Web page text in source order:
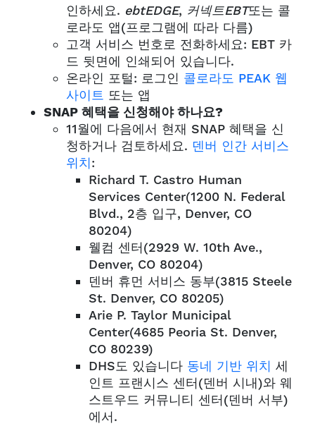
인하세요. ebtEDGE, 커넥트EBT또는 콜
로라도 앱(프로그램에 따라 다름)
고객 서비스 번호로 전화하세요: EBT 카
드 뒷면에 인쇄되어 있습니다.
온라인 포털: 로그인 콜로라도 PEAK 웹
사이트 또는 앱
SNAP 혜택을 신청해야 하나요?
11월에 다음에서 현재 SNAP 혜택을 신
청하거나 검토하세요. 덴버 인간 서비스
위치:
Richard T. Castro Human
Services Center(1200 N. Federal
Blvd., 2층 입구, Denver, CO
80204)
웰컴 센터(2929 W. 10th Ave.,
Denver, CO 80204)
덴버 휴먼 서비스 동부(3815 Steele
St. Denver, CO 80205)
Arie P. Taylor Municipal
Center(4685 Peoria St. Denver,
CO 80239)
DHS도 있습니다 동네 기반 위치 세
인트 프랜시스 센터(덴버 시내)와 웨
스트우드 커뮤니티 센터(덴버 서부)
에서.